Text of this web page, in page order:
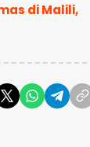
di Malili,